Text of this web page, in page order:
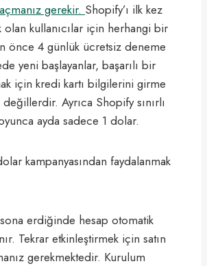
gerekir. Shopify’ı ilk kez
kullanıcılar için herhangi bir
önce 4 günlük ücretsiz deneme
yeni başlayanlar, başarılı bir
için kredi kartı bilgilerini girme
Ayrıca Shopify sınırlı
ayda sadece 1 dolar.
kampanyasından faydalanmak
erdiğinde hesap otomatik
Tekrar etkinleştirmek için satın
gerekmektedir. Kurulum